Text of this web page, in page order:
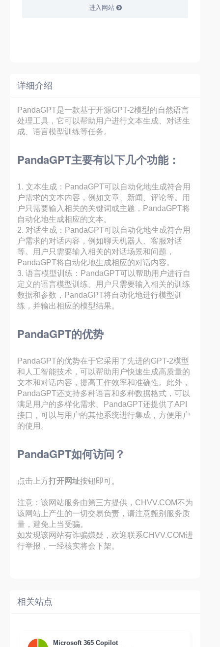
进入网站
详细介绍
PandaGPT是一款基于开源GPT-2模型的自然语言
处理工具，它可以帮助用户进行文本生成、对话生
成、语言模型训练等任务。
PandaGPT主要有以下几个功能：
1. 文本生成：PandaGPT可以自动化地生成符合用
户需求的文本内容，例如文章、新闻、评论等。用
户只需要输入相关的关键词或主题，PandaGPT将
自动化地生成相应的文本。
2. 对话生成：PandaGPT可以自动化地生成符合用
户需求的对话内容，例如聊天机器人、客服对话
等。用户只需要输入相关的对话场景和问题，
PandaGPT将自动化地生成相应的对话内容。
3. 语言模型训练：PandaGPT可以帮助用户进行自
定义的语言模型训练。用户只需要输入相关的训练
数据和参数，PandaGPT将自动化地进行模型训
练，并输出相应的模型结果。
PandaGPT的优势
PandaGPT的优势在于它采用了先进的GPT-2模型
和人工智能技术，可以帮助用户快速生成高质量的
文本和对话内容，提高工作效率和准确性。此外，
PandaGPT还支持多种语言和多种数据格式，可以
满足用户的多样化需求。PandaGPT还提供了API
接口，可以与用户的其他系统进行集成，方便用户
的使用。
PandaGPT如何访问？
点击上方打开网址按钮即可。
注意：该网站服务由第三方提供，CHVV.COM不为
该网站上产生的一切交易负责，请注意甄别服务质
量，避免上当受骗。
如发现该网站有诈骗嫌疑，欢迎联系CHVV.COM进
行举报，一经核实将会下架。
相关站点
Microsoft 365 Copilot